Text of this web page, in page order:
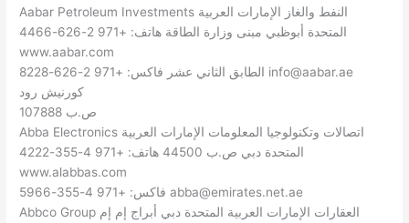
Aabar Petroleum Investments النفط والغاز الإمارات العربية
المتحدة أبوظبي مبنى وزارة الطاقة هاتف: +971 2-626-4466
www.aabar.com
info@aabar.ae
كورنيش رود
ص.ب 107888
Abba Electronics اتصالات وتكنولوجيا المعلومات الإمارات العربية
المتحدة دبي ص.ب 44500 هاتف: +971 4-355-4222
www.alabbas.com
فاكس: +971 4-355-5966abba@emirates.net.ae
Abbco Group العقارات الإمارات العربية المتحدة دبي أبراج إم إم